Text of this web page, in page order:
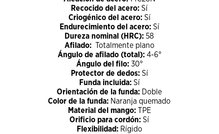
Recocido del acero: Sí
Criogénico del acero:Sí
Endurecimiento del acero:Sí
Dureza nominal (HRC): 58
Afilado: Totalmente plano
Ángulo de afilado (total):4-6°
Ángulo del filo:30°
Protector de dedos:Sí
Funda incluida:Sí
Orientación de la funda: Doble
Color de la funda: Naranja quemado
Material del mango:TPE
Orificio para cordón: Sí
Flexibilidad:Rígido